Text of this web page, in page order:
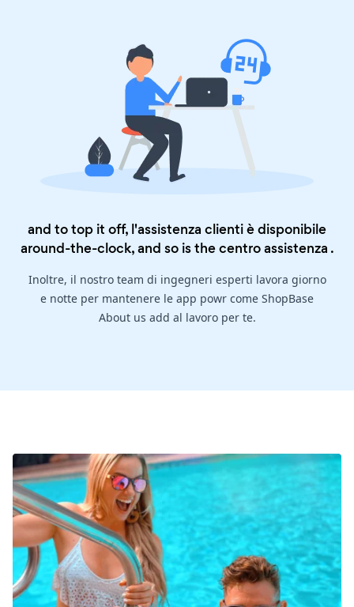
and to top it off, l'assistenza clienti è disponibile
around-the-clock, and so is thecentro assistenza .
Inoltre, il nostro team di ingegneri esperti lavora giorno
e notte per mantenere le app powr come ShopBase
About us add al lavoro per te.